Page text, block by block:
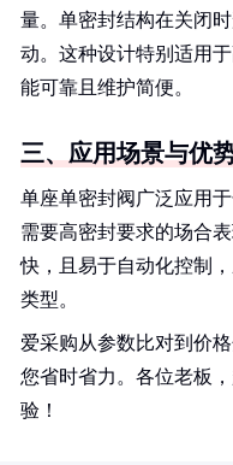
量。单密封结构在关闭
动。这种设计特别适用
能可靠且维护简便。
三、应用场景与优
单座单密封阀广泛应用
需要高密封要求的场合
快，且易于自动化控制
类型。
爱采购从参数比对到价
您省时省力。各位老板
验！